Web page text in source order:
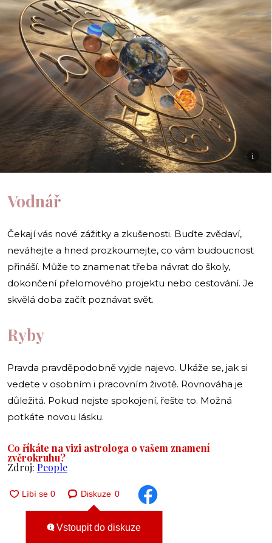
i
Vodnář
Čekají vás nové zážitky a zkušenosti. Buďte zvědaví,
neváhejte a hned prozkoumejte, co vám budoucnost
přináší. Může to znamenat třeba návrat do školy,
dokončení přelomového projektu nebo cestování. Je
skvělá doba začít poznávat svět.
Ryby
Pravda pravděpodobně vyjde najevo. Ukáže se, jak si
vedete v osobním i pracovním životě. Rovnováha je
důležitá. Pokud nejste spokojení, řešte to. Možná
potkáte novou lásku.
Co říkáte na vizi astrologa o vašem znamení
zvěrokruhu?
Zdroj: People
Diskuze 0
Vstoupit do diskuze